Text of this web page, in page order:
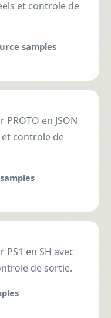
et controle de
samples
en JSON
controle de
en SH avec
de sortie.